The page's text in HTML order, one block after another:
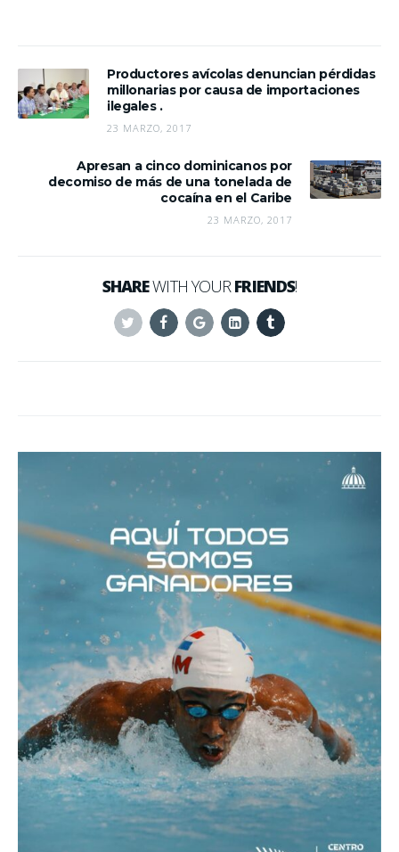
Productores avícolas denuncian pérdidas
millonarias por causa de importaciones
ilegales .
23 MARZO, 2017
Apresan a cinco dominicanos por
decomiso de más de una tonelada de
cocaína en el Caribe
23 MARZO, 2017
SHAREWITH YOURFRIENDS!